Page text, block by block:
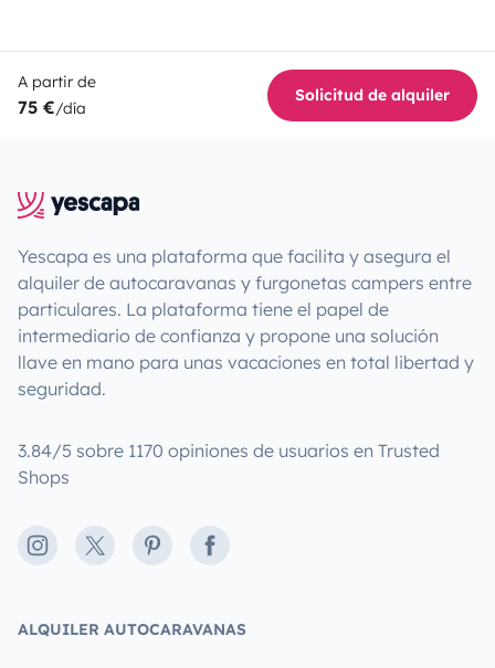
A partir de
75 €/día
Solicitud de alquiler
Yescapa es una plataforma que facilita y asegura el
alquiler de autocaravanas y furgonetas campers entre
particulares. La plataforma tiene el papel de
intermediario de confianza y propone una solución
llave en mano para unas vacaciones en total libertad y
seguridad.
3.84/5 sobre 1170 opiniones de usuarios en Trusted
Shops
Instagram
X PinterestFacebook
ALQUILER AUTOCARAVANAS